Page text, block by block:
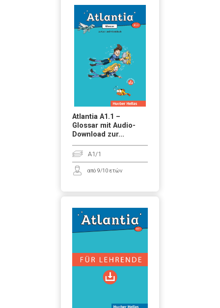
Atlantia A1.1 –
Glossar mit Audio-
Download zur...
A1/1
από 9/10 ετών